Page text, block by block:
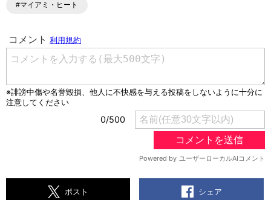
#マイアミ・ヒート
ポスト シェア